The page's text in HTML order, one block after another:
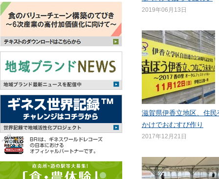
2019年06月13日
滋賀県伊香立地区、住民
かけでおむすび作り
2017年12月21日